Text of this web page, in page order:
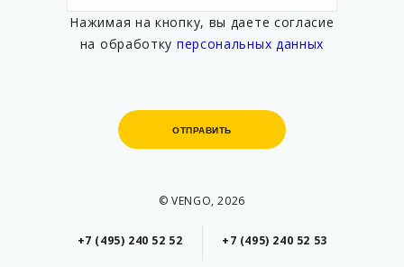
Нажимая на кнопку, вы даете согласие
на обработку персональных данных
ОТПРАВИТЬ
ОТПРАВИТЬ
© VENGO, 2026
+7 (495) 240 52 52 +7 (495) 240 52 53